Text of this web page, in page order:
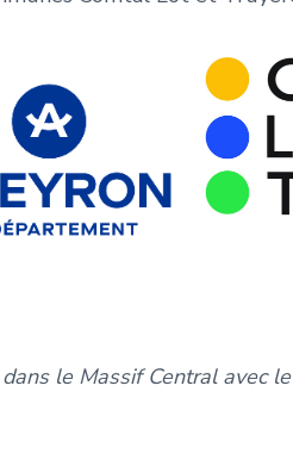
le Massif Central avec